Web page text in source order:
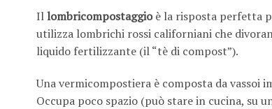
Illombricompostaggioè la risposta perfetta
utilizza lombrichi rossi californiani che
liquido fertilizzante (il “tè di compost”).
Una vermicompostiera è composta da vassoi
Occupa poco spazio (può stare in cucina, su